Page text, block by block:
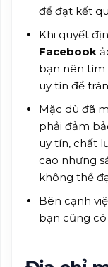
để đạt kết
Khi quyết
Facebook
bạn nên tìm
uy tín để
Mặc dù đã
phải đảm
uy tín, chất
cao nhưng
không thể
Bên cạnh
bạn cũng